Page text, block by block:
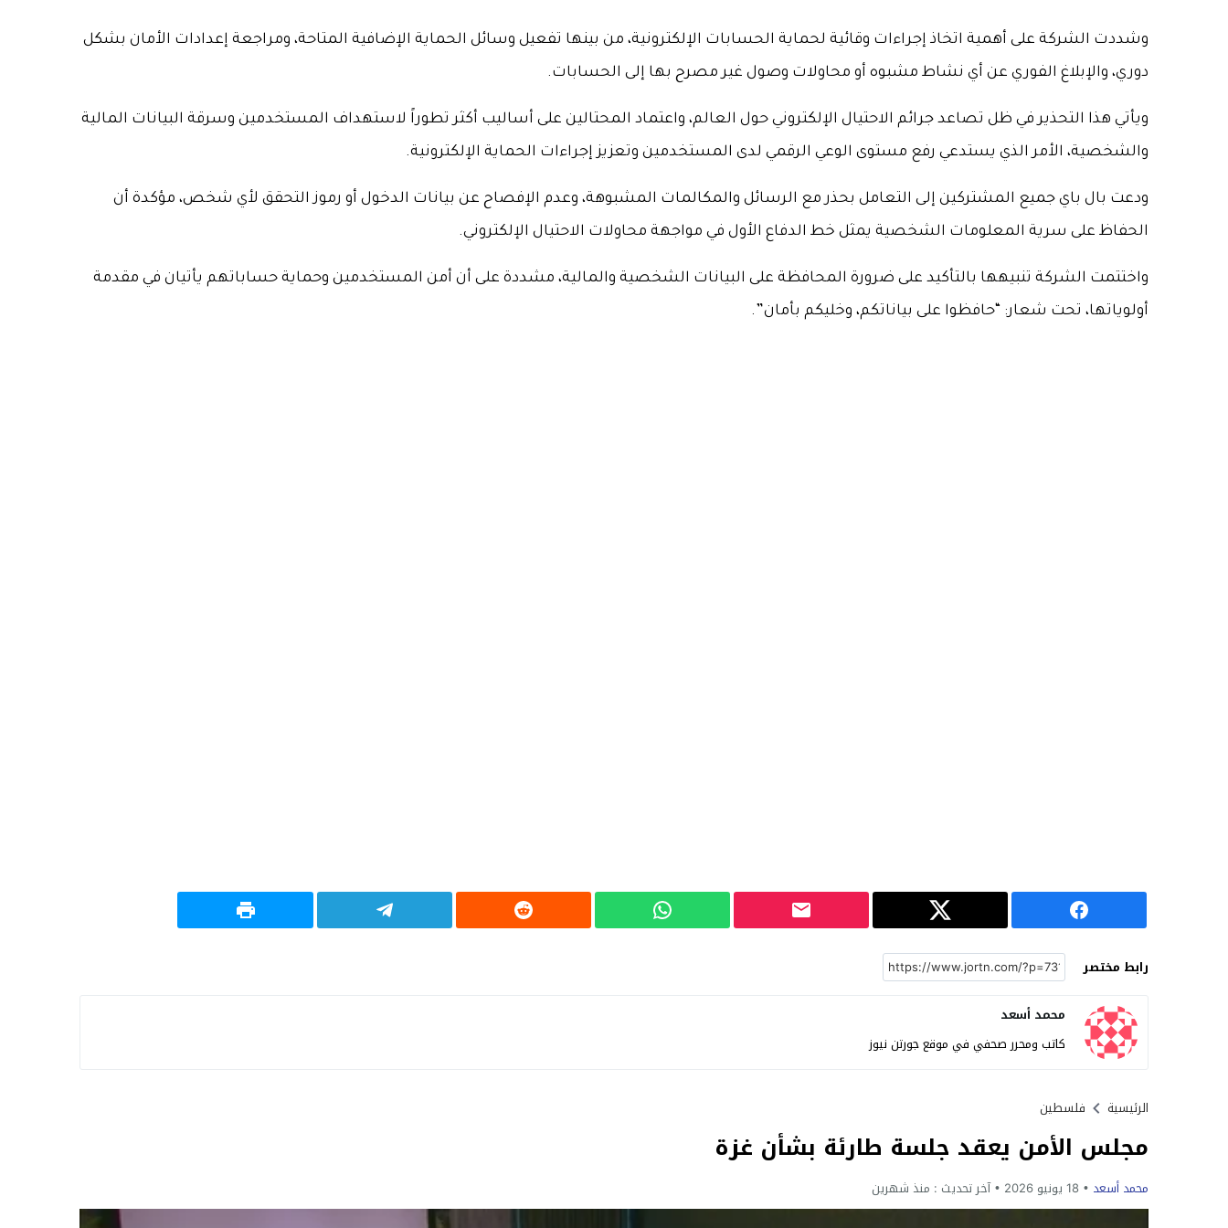
وشددت الشركة على أهمية اتخاذ إجراءات وقائية لحماية الحسابات الإلكترونية، من بينها تفعيل وسائل الحماية الإضافية المتاحة، ومراجعة إعدادات الأمان بشكل
دوري، والإبلاغ الفوري عن أي نشاط مشبوه أو محاولات وصول غير مصرح بها إلى الحسابات.
ويأتي هذا التحذير في ظل تصاعد جرائم الاحتيال الإلكتروني حول العالم، واعتماد المحتالين على أساليب أكثر تطوراً لاستهداف المستخدمين وسرقة البيانات المالية
والشخصية، الأمر الذي يستدعي رفع مستوى الوعي الرقمي لدى المستخدمين وتعزيز إجراءات الحماية الإلكترونية.
ودعت بال باي جميع المشتركين إلى التعامل بحذر مع الرسائل والمكالمات المشبوهة، وعدم الإفصاح عن بيانات الدخول أو رموز التحقق لأي شخص، مؤكدة أن
الحفاظ على سرية المعلومات الشخصية يمثل خط الدفاع الأول في مواجهة محاولات الاحتيال الإلكتروني.
واختتمت الشركة تنبيهها بالتأكيد على ضرورة المحافظة على البيانات الشخصية والمالية، مشددة على أن أمن المستخدمين وحماية حساباتهم يأتيان في مقدمة
أولوياتها، تحت شعار: “حافظوا على بياناتكم، وخليكم بأمان”.
رابط مختصر
محمد أسعد
كاتب ومحرر صحفي في موقع جورتن نيوز
الرئيسية فلسطين
مجلس الأمن يعقد جلسة طارئة بشأن غزة
محمد أسعد 18 يونيو 2026 آخر تحديث : منذ شهرين